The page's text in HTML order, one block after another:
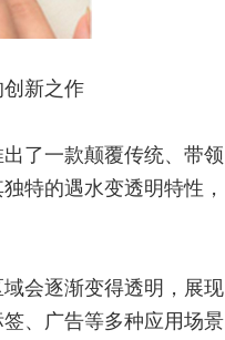
新之作
了一款颠覆传统、带领
特的遇水变透明特性，
会逐渐变得透明，展现
、广告等多种应用场景